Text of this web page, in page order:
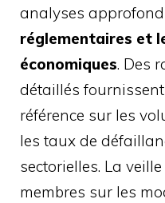
analyses
réglementaires et
économiques. Des
détaillés
référence sur les
les taux de
sectorielles. La
membres sur les